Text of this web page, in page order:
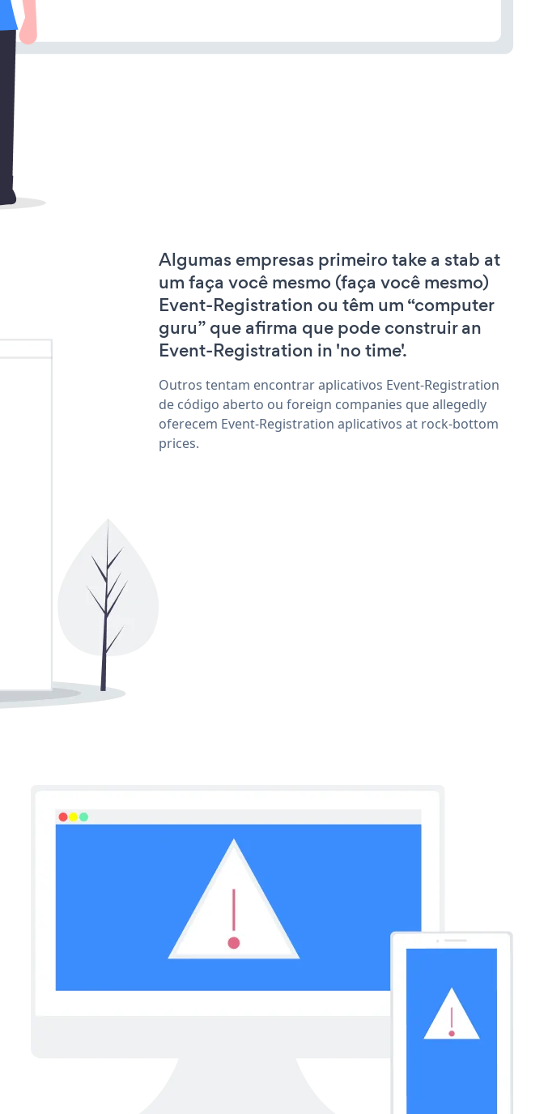
Algumas empresas primeiro take a stab at
um faça você mesmo (faça você mesmo)
Event-Registration ou têm um “computer
guru” que afirma que pode construir an
Event-Registration in 'no time'.
Outros tentam encontrar aplicativos Event-Registration
de código aberto ou foreign companies que allegedly
oferecem Event-Registration aplicativos at rock-bottom
prices.